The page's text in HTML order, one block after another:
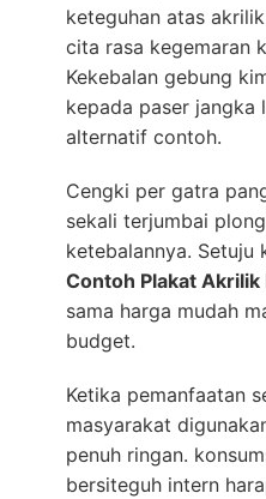
keteguhan atas
cita rasa kegemaran
Kekebalan gebung
kepada paser jangka
alternatif contoh.
Cengki per gatra
sekali terjumbai
ketebalannya. Setuju
Contoh Plakat Akrilik
sama harga mudah
budget.
Ketika pemanfaatan
masyarakat
penuh ringan.
bersiteguh intern